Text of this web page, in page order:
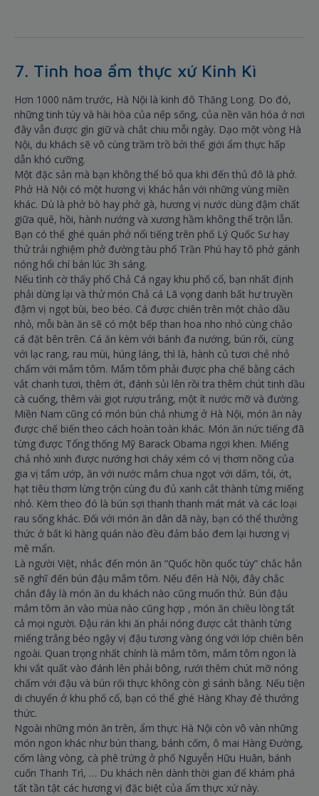
7. Tinh hoa ẩm thực xứ Kinh Kì
Hơn 1000 năm trước, Hà Nội là kinh đô Thăng Long. Do đó,
những tinh túy và hài hòa của nếp sống, của nền văn hóa ở nơi
đây vẫn được gìn giữ và chắt chiu mỗi ngày. Dạo một vòng Hà
Nội, du khách sẽ vô cùng trầm trồ bởi thế giới ẩm thực hấp
dẫn khó cưỡng.
Một đặc sản mà bạn không thể bỏ qua khi đến thủ đô là phở.
Phở Hà Nội có một hương vị khác hẳn với những vùng miền
khác. Dù là phở bò hay phở gà, hương vị nước dùng đậm chất
giữa quê, hồi, hành nướng và xương hầm không thể trộn lẫn.
Bạn có thể ghé quán phở nổi tiếng trên phố Lý Quốc Sư hay
thử trải nghiệm phở đường tàu phố Trần Phú hay tô phở gánh
nóng hổi chí bán lúc 3h sáng.
Nếu tình cờ thấy phố Chả Cá ngay khu phố cổ, bạn nhất định
phải dừng lại và thử món Chả cá Lã vọng danh bất hư truyền
đậm vị ngọt bùi, beo béo. Cá được chiên trên một chảo dầu
nhỏ, mỗi bàn ăn sẽ có một bếp than hoa nho nhỏ cùng chảo
cá đặt bên trên. Cá ăn kèm với bánh đa nướng, bún rối, cùng
với lạc rang, rau mùi, húng láng, thì là, hành củ tươi chẻ nhỏ
chấm với mắm tôm. Mắm tôm phải được pha chế bằng cách
vắt chanh tươi, thêm ớt, đánh sủi lên rồi tra thêm chút tinh dầu
cà cuống, thêm vài giọt rượu trắng, một ít nước mỡ và đường.
Miền Nam cũng có món bún chả nhưng ở Hà Nội, món ăn này
được chế biến theo cách hoàn toàn khác. Món ăn nức tiếng đã
từng được Tổng thống Mỹ Barack Obama ngợi khen. Miếng
chả nhỏ xinh được nướng hơi cháy xém có vị thơm nồng của
gia vị tẩm ướp, ăn với nước mắm chua ngọt với dấm, tỏi, ớt,
hạt tiêu thơm lừng trộn cùng đu đủ xanh cắt thành từng miếng
nhỏ. Kèm theo đó là bún sợi thanh thanh mát mát và các loại
rau sống khác. Đối với món ăn dân dã này, bạn có thể thưởng
thức ở bất kì hàng quán nào đều đảm bảo đem lại hương vị
mê mẩn.
Là người Việt, nhắc đến món ăn “Quốc hồn quốc túy” chắc hẳn
sẽ nghĩ đến bún đậu mắm tôm. Nếu đến Hà Nội, đây chắc
chắn đây là món ăn du khách nào cũng muốn thử. Bún đậu
mắm tôm ăn vào mùa nào cũng hợp , món ăn chiều lòng tất
cả mọi người. Đậu rán khi ăn phải nóng được cắt thành từng
miếng trắng béo ngậy vị đậu tương vàng óng với lớp chiên bên
ngoài. Quan trọng nhất chính là mắm tôm, mắm tôm ngon là
khi vắt quất vào đánh lên phải bông, rưới thêm chút mỡ nóng
chấm với đậu và bún rối thực không còn gì sánh bằng. Nếu tiện
di chuyển ở khu phố cổ, bạn có thể ghé Hàng Khay đẻ thưởng
thức.
Ngoài những món ăn trên, ẩm thực Hà Nội còn vô vàn những
món ngon khác như bún thang, bánh cốm, ô mai Hàng Đường,
cốm làng vòng, cà phê trứng ở phố Nguyễn Hữu Huân, bánh
cuốn Thanh Trì, … Du khách nên dành thời gian để khám phá
tất tần tật các hương vị đặc biệt của ẩm thực xứ này.